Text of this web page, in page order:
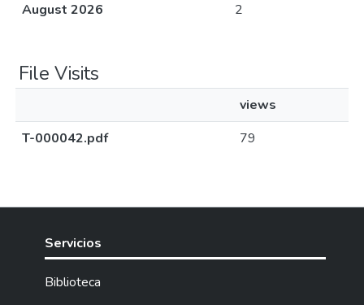
August 2026
2
File Visits
views
T-000042.pdf
79
Servicios
Biblioteca